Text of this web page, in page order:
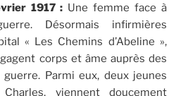
1917 : Une femme face à
Désormais infirmières
« Les Chemins d’Abeline »,
corps et âme auprès des
Parmi eux, deux jeunes
viennent doucement